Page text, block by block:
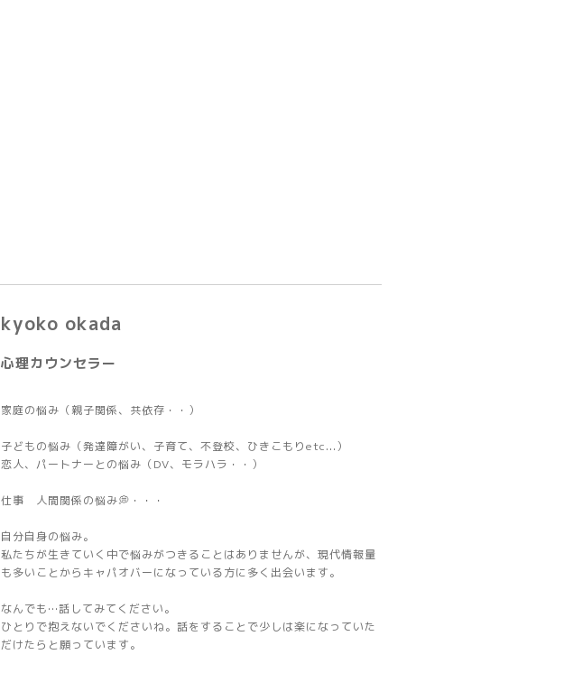
kyoko okada
心理カウンセラー
家庭の悩み（親子関係、共依存・・）
子どもの悩み（発達障がい、子育て、不登校、ひきこもりetc...）
恋人、パートナーとの悩み（DV、モラハラ・・）
仕事 人間関係の悩み💭・・・
自分自身の悩み。
私たちが生きていく中で悩みがつきることはありませんが、現代情報量
も多いことからキャパオバーになっている方に多く出会います。
なんでも…話してみてください。
ひとりで抱えないでくださいね。話をすることで少しは楽になっていた
だけたらと願っています。